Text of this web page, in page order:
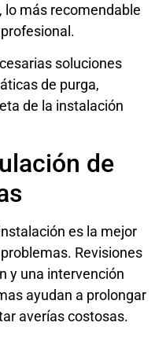
más recomendable
soluciones
de purga,
de la instalación
de
es la mejor
Revisiones
y una intervención
ayudan a prolongar
averías costosas.